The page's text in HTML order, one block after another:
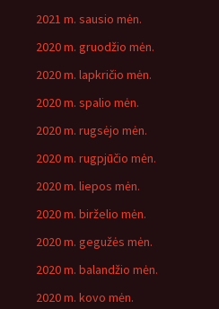
2021 m. sausio mėn.
2020 m. gruodžio mėn.
2020 m. lapkričio mėn.
2020 m. spalio mėn.
2020 m. rugsėjo mėn.
2020 m. rugpjūčio mėn.
2020 m. liepos mėn.
2020 m. birželio mėn.
2020 m. gegužės mėn.
2020 m. balandžio mėn.
2020 m. kovo mėn.